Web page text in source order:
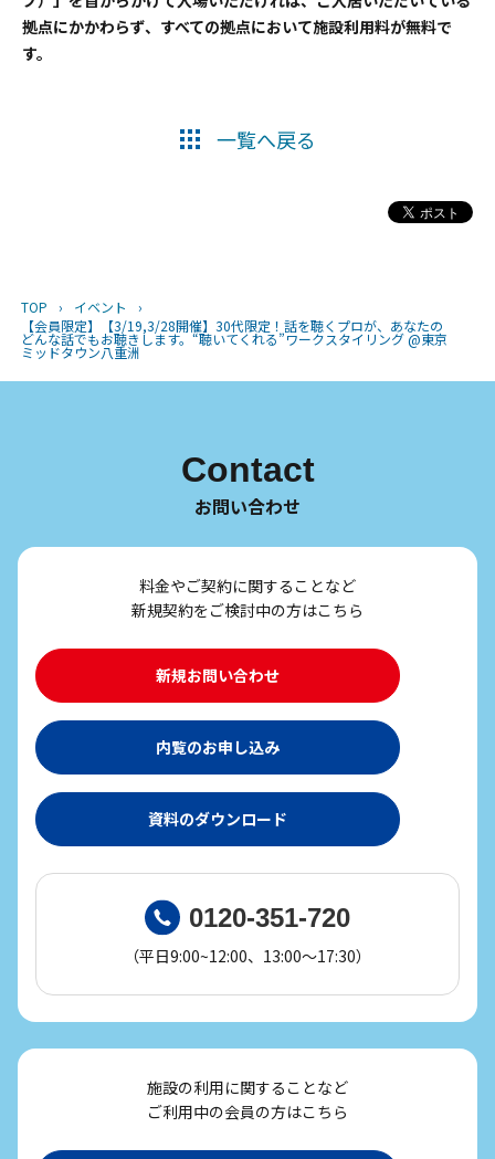
拠点にかかわらず、すべての拠点において施設利用料が無料で
す。
一覧へ戻る
TOP › イベント
›
【会員限定】【3/19,3/28開催】30代限定！話を聴くプロが、あなたの
どんな話でもお聴きします。“聴いてくれる”ワークスタイリング @東京
ミッドタウン八重洲
Contact
お問い合わせ
料金やご契約に関することなど
新規契約をご検討中の方はこちら
新規お問い合わせ
内覧のお申し込み
資料のダウンロード
0120-351-720
（平日9:00~12:00、13:00～17:30）
施設の利用に関することなど
ご利用中の会員の方はこちら